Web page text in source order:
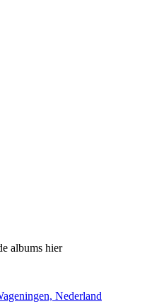
albums hier
Nederland